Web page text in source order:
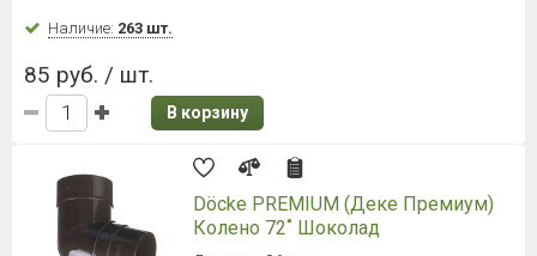
Наличие: 263 шт.
85 руб. / шт.
В корзину
Döcke PREMIUM (Деке Премиум)
Колено 72˚ Шоколад